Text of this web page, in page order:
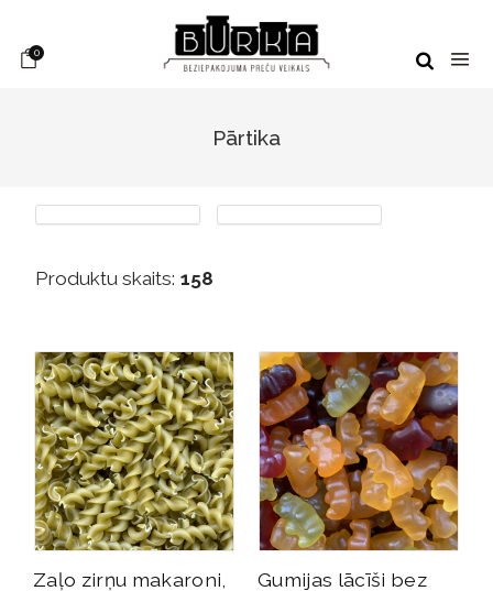
0
Pārtika
Produktu skaits: 158
Zaļo zirņu makaroni,
Gumijas lācīši bez